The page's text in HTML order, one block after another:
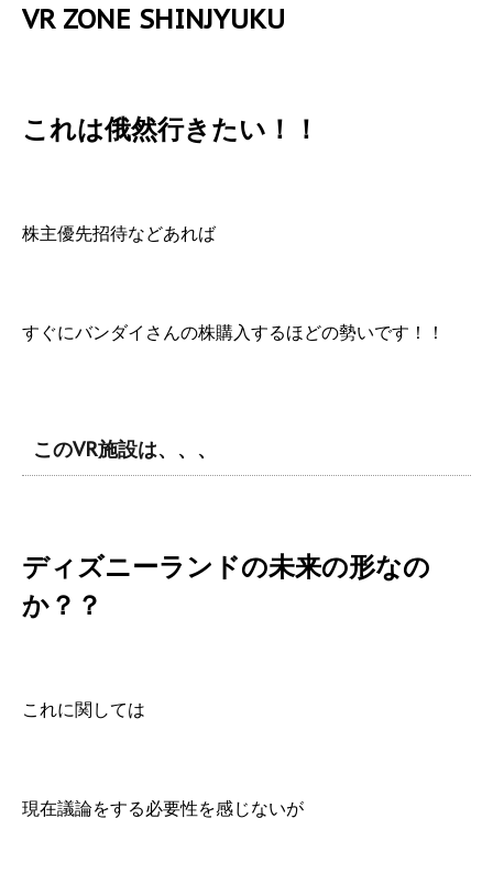
VR ZONE SHINJYUKU
これは俄然行きたい！！
株主優先招待などあれば
すぐにバンダイさんの株購入するほどの勢いです！！
このVR施設は、、、
ディズニーランドの未来の形なの
か？？
これに関しては
現在議論をする必要性を感じないが